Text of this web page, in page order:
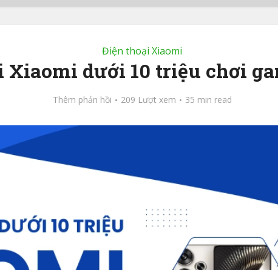
Điện thoại Xiaomi
Xiaomi dưới 10 triệu chơi
Thêm phản hồi 209 Lượt xem 35 min read